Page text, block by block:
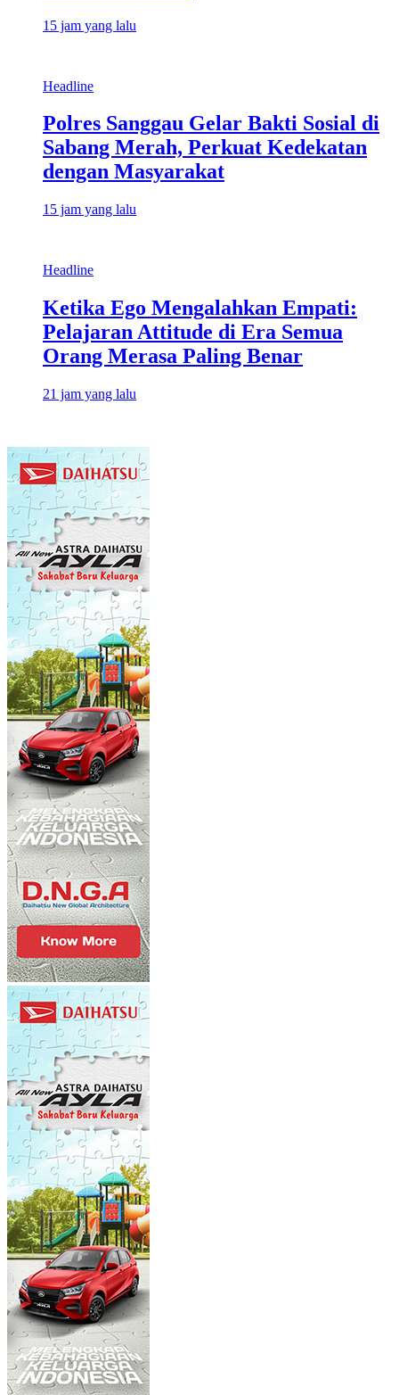
15 jam yang lalu
Headline
Polres Sanggau Gelar Bakti Sosial di
Sabang Merah, Perkuat Kedekatan
dengan Masyarakat
15 jam yang lalu
Headline
Ketika Ego Mengalahkan Empati:
Pelajaran Attitude di Era Semua
Orang Merasa Paling Benar
21 jam yang lalu